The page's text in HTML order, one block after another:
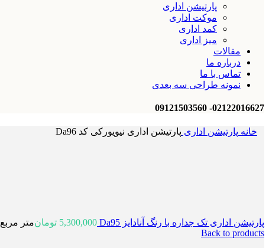
پارتیشن اداری
موکت اداری
کمد اداری
میز اداری
مقالات
درباره ما
تماس با ما
نمونه طراحی سه بعدی
02122016627- 09121503560
خانه پارتیشن اداری پارتیشن اداری نیویورکی کد Da96
پارتیشن اداری تک جداره با رنگ آنادایز Da95 5,300,000 تومانمتر مربع
Back to products